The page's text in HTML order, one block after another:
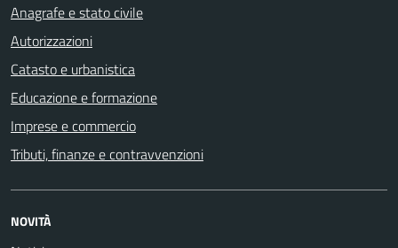
Anagrafe e stato civile
Autorizzazioni
Catasto e urbanistica
Educazione e formazione
Imprese e commercio
Tributi, finanze e contravvenzioni
NOVITÀ